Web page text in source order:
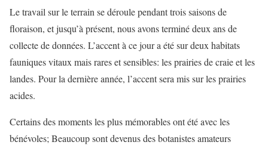
Le travail sur le terrain se déroule pendant trois saisons de
floraison, et jusqu’à présent, nous avons terminé deux ans de
collecte de données. L’accent à ce jour a été sur deux habitats
fauniques vitaux mais rares et sensibles: les prairies de craie et les
landes. Pour la dernière année, l’accent sera mis sur les prairies
acides.
Certains des moments les plus mémorables ont été avec les
bénévoles; Beaucoup sont devenus des botanistes amateurs